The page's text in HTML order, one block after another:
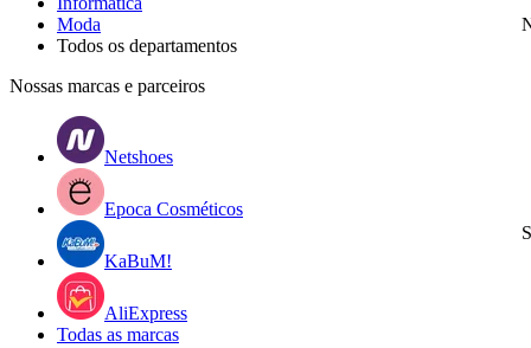
Moda
Todos os departamentos
Nossas marcas e parceiros
Netshoes
Epoca Cosméticos
KaBuM!
AliExpress
Todas as marcas